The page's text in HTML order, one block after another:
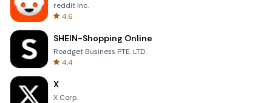
reddit Inc.
4.6
SHEIN-Shopping Online
Roadget Business PTE. LTD.
4.4
X
X Corp.